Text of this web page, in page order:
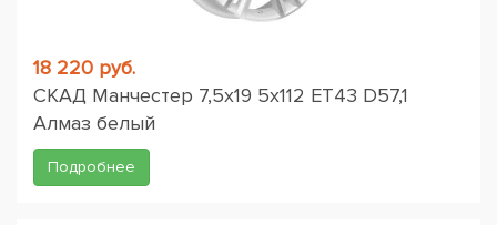
18 220 руб.
СКАД Манчестер 7,5x19 5x112 ET43 D57,1
Алмаз белый
Подробнее